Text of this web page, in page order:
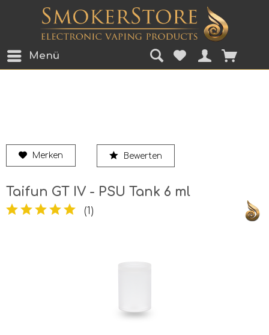
Menü
Taifun GT IV - PSU Tank 6 ml
(1)
Merken Bewerten